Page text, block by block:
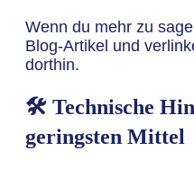
Wenn du mehr zu
Blog-Artikel und
dorthin.
🛠️ Technische
geringsten Mittel